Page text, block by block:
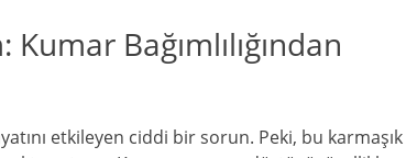
Bağımlılığından
etkileyen ciddi bir sorun. Peki, bu karmaşık